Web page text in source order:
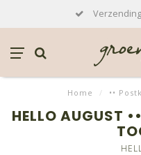
Home / ••
HELLO AUGUST